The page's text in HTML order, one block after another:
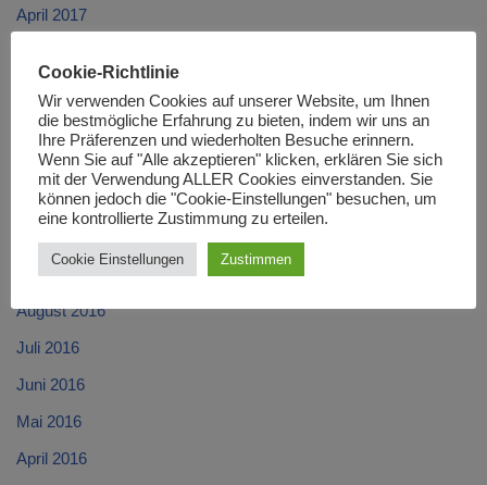
April 2017
Januar 2017
Dezember 2016
November 2016
September 2016
August 2016
Juli 2016
Juni 2016
Mai 2016
April 2016
Cookie-Richtlinie
Wir verwenden Cookies auf unserer Website, um Ihnen
die bestmögliche Erfahrung zu bieten, indem wir uns an
Ihre Präferenzen und wiederholten Besuche erinnern.
Wenn Sie auf "Alle akzeptieren" klicken, erklären Sie sich
mit der Verwendung ALLER Cookies einverstanden. Sie
können jedoch die "Cookie-Einstellungen" besuchen, um
eine kontrollierte Zustimmung zu erteilen.
Cookie Einstellungen Zustimmen